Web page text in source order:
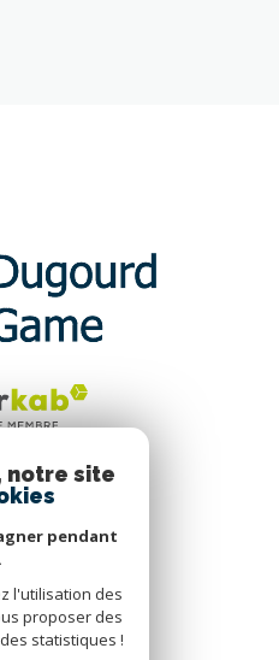
CLIENT
notre site
pendant
l'utilisation des
proposer des
statistiques !